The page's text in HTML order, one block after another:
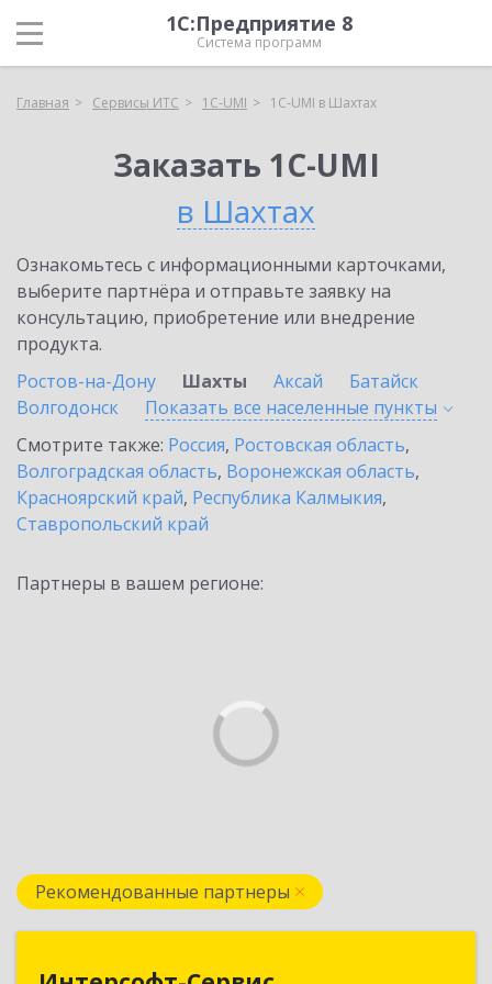
1С:Предприятие 8
Система программ
Главная Сервисы ИТС 1C-UMI 1C-UMI в Шахтах
Заказать 1C-UMI
в Шахтах
Ознакомьтесь с информационными карточками,
выберите партнёра и отправьте заявку на
консультацию, приобретение или внедрение
продукта.
Ростов-на-Дону
Шахты Аксай
Батайск
Волгодонск
Показать все населенные пункты
Смотрите также: Россия, Ростовская область,
Волгоградская область, Воронежская область,
Красноярский край, Республика Калмыкия,
Ставропольский край
Партнеры в вашем регионе:
Рекомендованные партнеры